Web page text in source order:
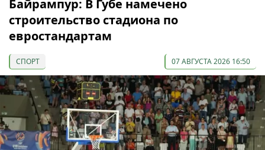
Байрампур: В Губе намечено
строительство стадиона по
евростандартам
СПОРТ 07 АВГУСТА 2026 16:50